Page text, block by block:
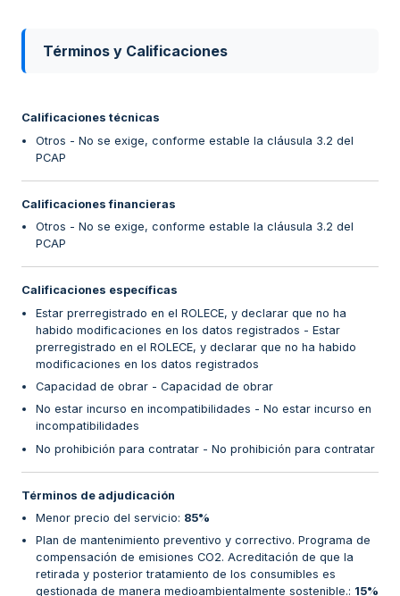
Términos y Calificaciones
Calificaciones técnicas
Otros - No se exige, conforme estable la cláusula 3.2 del
PCAP
Calificaciones financieras
Otros - No se exige, conforme estable la cláusula 3.2 del
PCAP
Calificaciones específicas
Estar prerregistrado en el ROLECE, y declarar que no ha
habido modificaciones en los datos registrados - Estar
prerregistrado en el ROLECE, y declarar que no ha habido
modificaciones en los datos registrados
Capacidad de obrar - Capacidad de obrar
No estar incurso en incompatibilidades - No estar incurso en
incompatibilidades
No prohibición para contratar - No prohibición para contratar
Términos de adjudicación
Menor precio del servicio: 85%
Plan de mantenimiento preventivo y correctivo. Programa de
compensación de emisiones CO2. Acreditación de que la
retirada y posterior tratamiento de los consumibles es
gestionada de manera medioambientalmente sostenible.: 15%